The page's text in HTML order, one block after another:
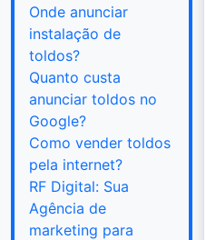
Onde anunciar
instalação de
toldos?
Quanto custa
anunciar toldos no
Google?
Como vender toldos
pela internet?
RF Digital: Sua
Agência de
marketing para